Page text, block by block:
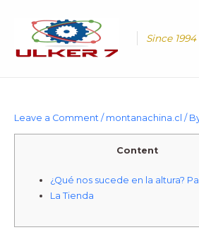
content
Since 1994
Leave a Comment / montanachina.cl /
Content
¿Qué nos sucede en la altura?
La Tienda